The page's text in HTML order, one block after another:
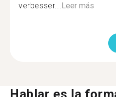
verbesser... Leer más
Hablar es la